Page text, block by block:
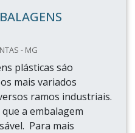
- MG
plásticas sáo
mais variados
ramos industriais.
a embalagem
Para mais